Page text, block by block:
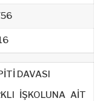
DAVASI
İŞKOLUNA AİT